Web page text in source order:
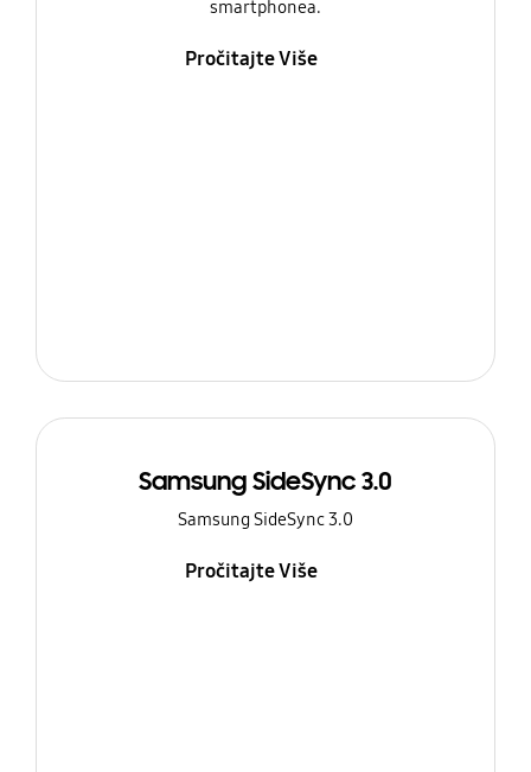
smartphonea.
Pročitajte Više
Samsung SideSync 3.0
Samsung SideSync 3.0
Pročitajte Više